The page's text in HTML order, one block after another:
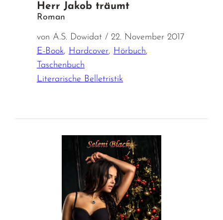
Herr Jakob träumt
Roman
von A.S. Dowidat / 22. November 2017
E-Book, Hardcover, Hörbuch,
Taschenbuch
Literarische Belletristik